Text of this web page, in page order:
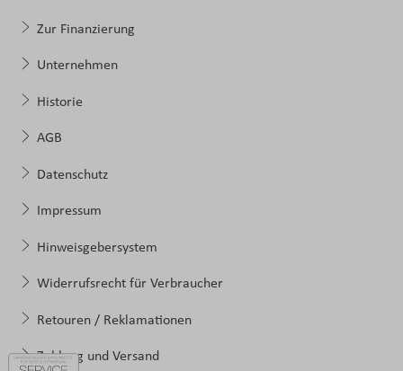
Zur Finanzierung
Unternehmen
Historie
AGB
Datenschutz
Impressum
Hinweisgebersystem
Widerrufsrecht für Verbraucher
Retouren / Reklamationen
Zahlung und Versand